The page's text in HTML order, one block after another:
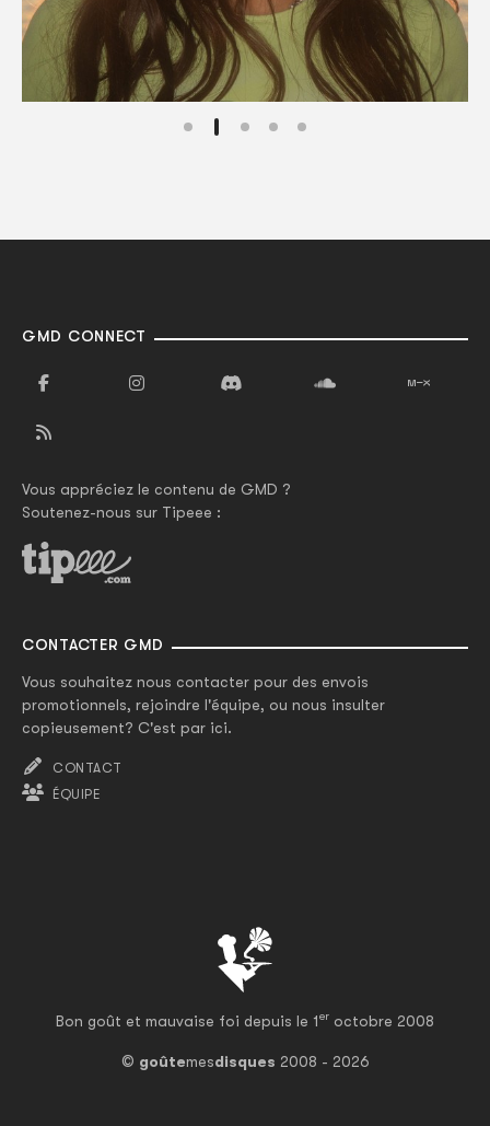
Bon goût et mauvaise foi depuis le 1er octobre 2008
© goûtemesdisques 2008 - 2026
GMD CONNECT
Vous appréciez le contenu de GMD ?
Soutenez-nous sur Tipeee :
CONTACTER GMD
Vous souhaitez nous contacter pour des envois
promotionnels, rejoindre l'équipe, ou nous insulter
copieusement? C'est par ici.
CONTACT
ÉQUIPE